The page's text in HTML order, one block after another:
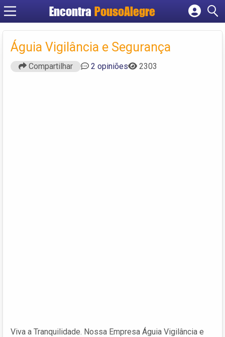
Encontra PousoAlegre
Cadastrar empresa
Criar conta
Águia Vigilância e Segurança
Compartilhar 2 opiniões 2303
Viva a Tranquilidade. Nossa Empresa Águia Vigilância e